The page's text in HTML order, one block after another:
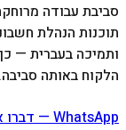
סביבת עבודה
תוכנות הנהלת
ותמיכה בעברית —
הלקוח באותה סביבה.
WhatsApp — דברו איתנו